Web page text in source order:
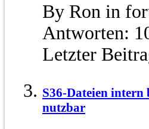
By Ron in
Antworten:
Letzter
S36-Dateien intern
nutzbar